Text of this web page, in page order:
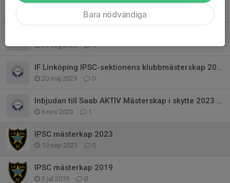
0
25 aug 2025 0
IF Linköping IPSC-sektionens klubbmästerskap 2025
20 maj 2025 0
Inbjudan till Saab AKTIV Mästerskap i skytte 2023 den 27:e November
6 nov 2023 1
IPSC mästerkap 2023
19 sep 2023 0
IPSC mästerkap 2019
3 jul 2019 0
Bara nödvändiga